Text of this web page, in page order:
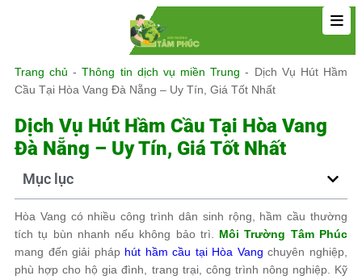
Trang chủ -Thông tin dịch vụ miền Trung - Dịch Vụ Hút Hầm
Cầu Tại Hòa Vang Đà Nẵng – Uy Tín, Giá Tốt Nhất
Dịch Vụ Hút Hầm Cầu Tại Hòa Vang
Đà Nẵng – Uy Tín, Giá Tốt Nhất
Mục lục
Hòa Vang có nhiều công trình dân sinh rộng, hầm cầu thường
tích tụ bùn nhanh nếu không bảo trì. Môi Trường Tâm Phúc
mang đến giải pháp hút hầm cầu tại Hòa Vang chuyên nghiệp,
phù hợp cho hộ gia đình, trang trại, công trình nông nghiệp. Kỹ